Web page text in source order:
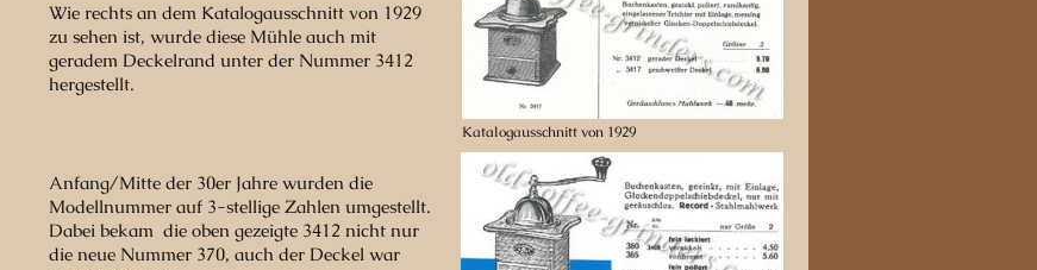
Katalogausschnitt von 1929
Wie rechts an dem Katalogausschnitt von 1929
zu sehen ist, wurde diese Mühle auch mit
geradem Deckelrand unter der Nummer 3412
hergestellt.
Anfang/Mitte der 30er Jahre wurden die
Modellnummer auf 3-stellige Zahlen umgestellt.
Dabei bekam die oben gezeigte 3412 nicht nur
die neue Nummer 370, auch der Deckel war